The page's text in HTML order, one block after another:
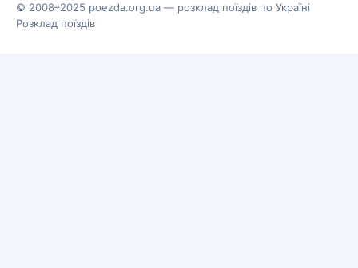
© 2008–2025 poezda.org.ua — розклад поїздів по Україні
Розклад поїздів